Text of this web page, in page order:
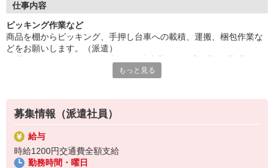
があります。詳細はオペレーターへお問い合わせください。
『テクノ・サービス』は、派遣業界大手スタッフサービスグルー
プです。
全国にあるお仕事の中から、一人ひとりのスキルや希望条件に応
じたお仕事をご案内します。
安全管理体制も万全ですので安心してご就業いただけます。
登録方法は、【オンライン】【電話】【登録会来場】の3つから
選べます♪
★★履歴書・証明写真は不要！★★
また、ご登録済の方はお仕事の紹介がスムーズです。
ご応募お待ちしています。
仕事内容
ピッキング作業など
商品を棚からピッキング、手押し台車への載積、運搬、梱包作業な
どをお願いします。（派遣）
もっと見る
募集情報（派遣社員）
給与
時給1200円交通費全額支給
勤務時間・曜日